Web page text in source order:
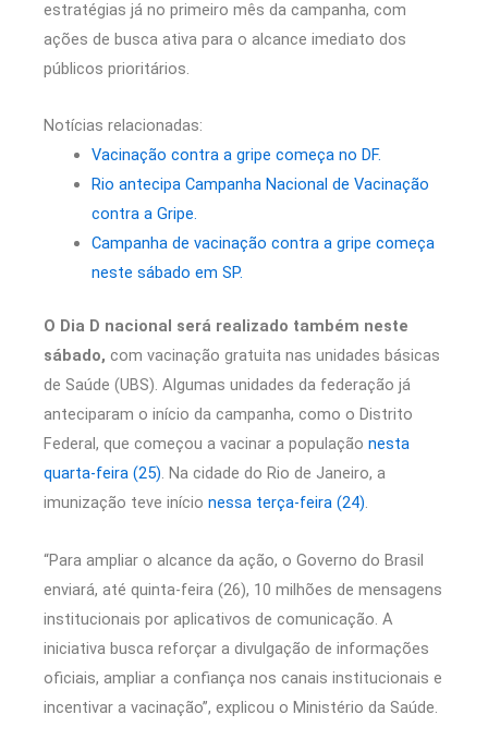
estratégias já no primeiro mês da campanha, com
ações de busca ativa para o alcance imediato dos
públicos prioritários.
Notícias relacionadas:
Vacinação contra a gripe começa no DF.
Rio antecipa Campanha Nacional de Vacinação
contra a Gripe.
Campanha de vacinação contra a gripe começa
neste sábado em SP.
O Dia D nacional será realizado também neste
sábado, com vacinação gratuita nas unidades básicas
de Saúde (UBS). Algumas unidades da federação já
anteciparam o início da campanha, como o Distrito
Federal, que começou a vacinar a população nesta
quarta-feira (25). Na cidade do Rio de Janeiro, a
imunização teve início nessa terça-feira (24).
“Para ampliar o alcance da ação, o Governo do Brasil
enviará, até quinta-feira (26), 10 milhões de mensagens
institucionais por aplicativos de comunicação. A
iniciativa busca reforçar a divulgação de informações
oficiais, ampliar a confiança nos canais institucionais e
incentivar a vacinação”, explicou o Ministério da Saúde.